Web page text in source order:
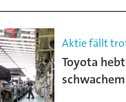
Aktie fällt
Toyota